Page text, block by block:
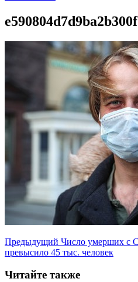
Предыдущий Число умерших с
превысило 45 тыс. человек
Читайте также